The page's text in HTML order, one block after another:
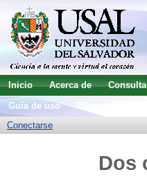
Inicio Acerca de
Guía de uso
Conectarse
Dos